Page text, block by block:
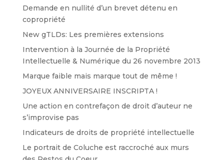
Demande en nullité d’un brevet détenu en
copropriété
New gTLDs: Les premières extensions
Intervention à la Journée de la Propriété
Intellectuelle & Numérique du 26 novembre 2013
Marque faible mais marque tout de même !
JOYEUX ANNIVERSAIRE INSCRIPTA !
Une action en contrefaçon de droit d’auteur ne
s’improvise pas
Indicateurs de droits de propriété intellectuelle
Le portrait de Coluche est raccroché aux murs